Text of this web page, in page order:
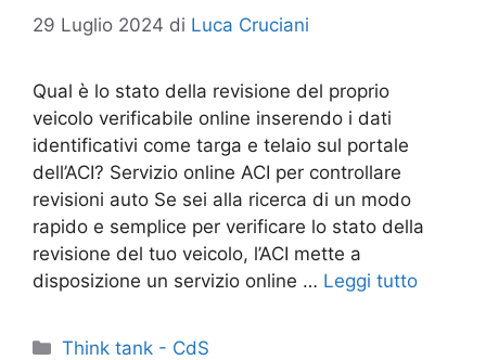
29 Luglio 2024 di Luca Cruciani
Qual è lo stato della revisione del proprio
veicolo verificabile online inserendo i dati
identificativi come targa e telaio sul portale
dell’ACI? Servizio online ACI per controllare
revisioni auto Se sei alla ricerca di un modo
rapido e semplice per verificare lo stato della
revisione del tuo veicolo, l’ACI mette a
disposizione un servizio online … Leggi tutto
Categorie
Think tank - CdS